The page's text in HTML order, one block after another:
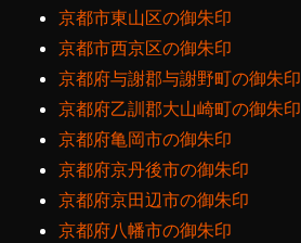
京都市東山区の御朱印
京都市西京区の御朱印
京都府与謝郡与謝野町の御朱印
京都府乙訓郡大山崎町の御朱印
京都府亀岡市の御朱印
京都府京丹後市の御朱印
京都府京田辺市の御朱印
京都府八幡市の御朱印